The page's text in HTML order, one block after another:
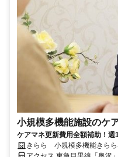
小規模多機能施設のケ
ケアマネ更新費用全額補助！
相談ください。
きらら 小規模多機能きらら